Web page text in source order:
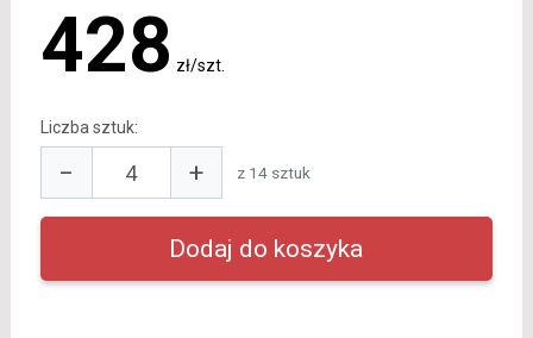
428 zł/szt.
Liczba sztuk:
− + z 14 sztuk